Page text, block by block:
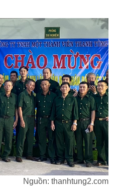
Nguồn: thanhtung2.com